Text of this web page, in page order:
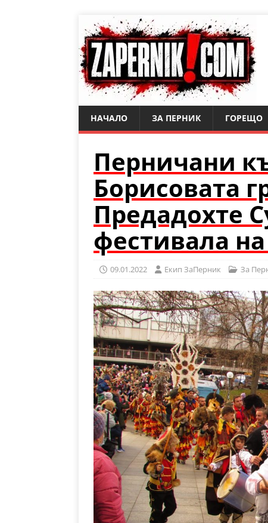
НАЧАЛО ЗА ПЕРНИК ГОРЕЩО
Перничани
Борисовата
Предадохте
фестивала
09.01.2022 Eкип ЗаПерник За